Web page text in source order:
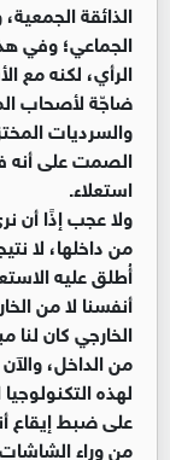
الذائقة
الجماعي؛ وفي
الرأي، لكنه
ضاجّة لأصحاب
والسرديات
الصمت على أنه
استعلاء.
ولا عجب إذًا أن
من داخلها، لا
أُطلق عليه
أنفسنا لا من
الخارجي كان لنا
من الداخل،
لهذه
على ضبط إيقاع
من وراء